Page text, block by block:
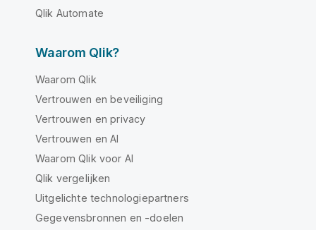
Qlik Automate
Waarom Qlik?
Waarom Qlik
Vertrouwen en beveiliging
Vertrouwen en privacy
Vertrouwen en AI
Waarom Qlik voor AI
Qlik vergelijken
Uitgelichte technologiepartners
Gegevensbronnen en -doelen